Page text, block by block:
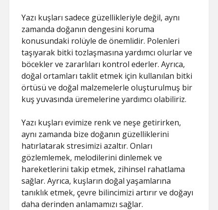
Yazı kuşları sadece güzellikleriyle değil, aynı
zamanda doğanın dengesini koruma
konusundaki rolüyle de önemlidir. Polenleri
taşıyarak bitki tozlaşmasına yardımcı olurlar ve
böcekler ve zararlıları kontrol ederler. Ayrıca,
doğal ortamları taklit etmek için kullanılan bitki
örtüsü ve doğal malzemelerle oluşturulmuş bir
kuş yuvasında üremelerine yardımcı olabiliriz.
Yazı kuşları evimize renk ve neşe getirirken,
aynı zamanda bize doğanın güzelliklerini
hatırlatarak stresimizi azaltır. Onları
gözlemlemek, melodilerini dinlemek ve
hareketlerini takip etmek, zihinsel rahatlama
sağlar. Ayrıca, kuşların doğal yaşamlarına
tanıklık etmek, çevre bilincimizi artırır ve doğayı
daha derinden anlamamızı sağlar.